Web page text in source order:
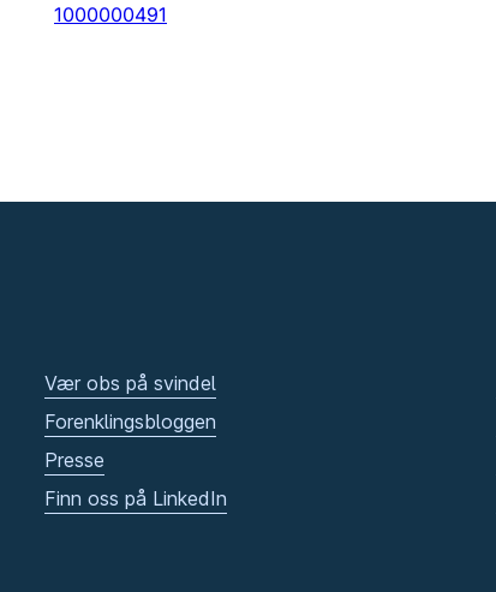
1000000491
Vær obs på svindel
Forenklingsbloggen
Presse
Finn oss på LinkedIn